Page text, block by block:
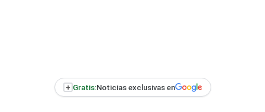
+ Gratis:Noticias exclusivas en